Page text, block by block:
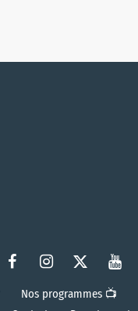
Nos programmes 📺